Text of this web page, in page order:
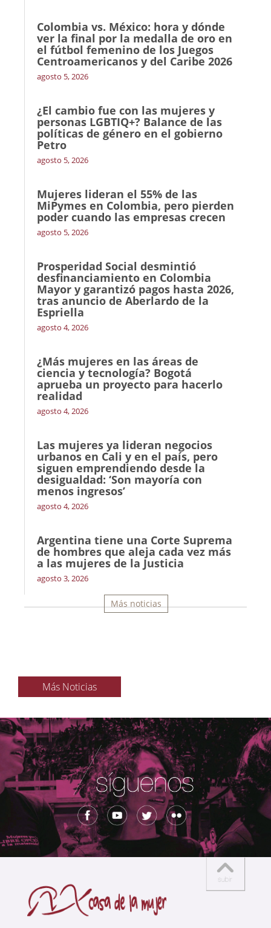
Colombia vs. México: hora y dónde
ver la final por la medalla de oro en
el fútbol femenino de los Juegos
Centroamericanos y del Caribe 2026
agosto 5, 2026
¿El cambio fue con las mujeres y
personas LGBTIQ+? Balance de las
políticas de género en el gobierno
Petro
agosto 5, 2026
Mujeres lideran el 55% de las
MiPymes en Colombia, pero pierden
poder cuando las empresas crecen
agosto 5, 2026
Prosperidad Social desmintió
desfinanciamiento en Colombia
Mayor y garantizó pagos hasta 2026,
tras anuncio de Aberlardo de la
Espriella
agosto 4, 2026
¿Más mujeres en las áreas de
ciencia y tecnología? Bogotá
aprueba un proyecto para hacerlo
realidad
agosto 4, 2026
Las mujeres ya lideran negocios
urbanos en Cali y en el país, pero
siguen emprendiendo desde la
desigualdad: ‘Son mayoría con
menos ingresos’
agosto 4, 2026
Argentina tiene una Corte Suprema
de hombres que aleja cada vez más
a las mujeres de la Justicia
agosto 3, 2026
Más noticias
Más Noticias